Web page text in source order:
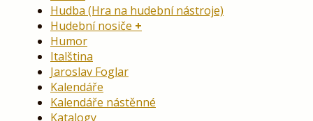
Hudba (Hra na hudební nástroje)
Hudební nosiče
Humor
Italština
Jaroslav Foglar
Kalendáře
Kalendáře nástěnné
Katalogy